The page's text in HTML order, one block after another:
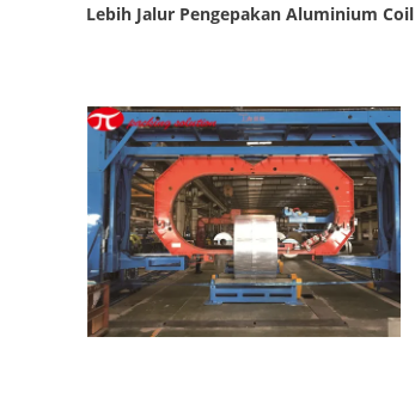
Lebih Jalur Pengepakan Aluminium Coil